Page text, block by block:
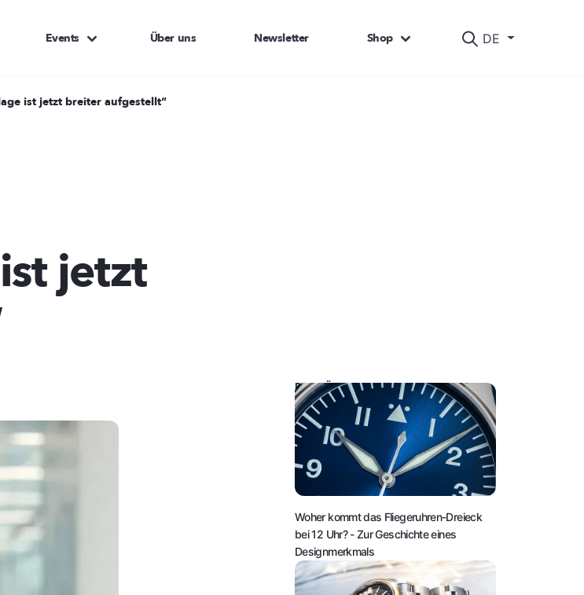
DE
Events Über uns Newsletter Shop
ist jetzt breiter aufgestellt“
jetzt
DAS KÖNNTE SIE AUCH INTERESSIEREN:
Woher kommt das Fliegeruhren-Dreieck
bei 12 Uhr?- Zur Geschichte eines
Designmerkmals